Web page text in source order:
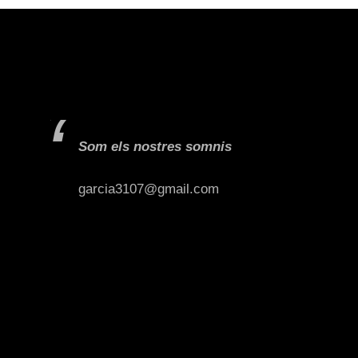
Som els nostres somnis
garcia3107@gmail.com